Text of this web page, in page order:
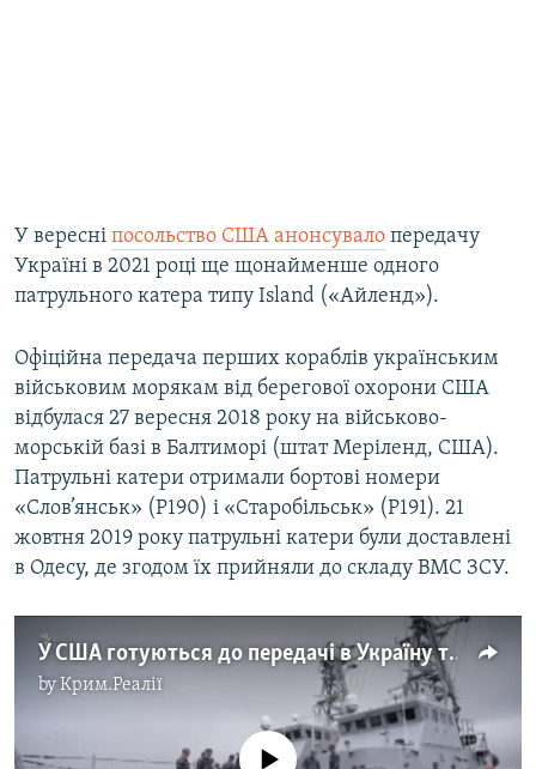
У вересні посольство США анонсувало передачу
Україні в 2021 році ще щонайменше одного
патрульного катера типу Island («Айленд»).
Офіційна передача перших кораблів українським
військовим морякам від берегової охорони США
відбулася 27 вересня 2018 року на військово-
морській базі в Балтиморі (штат Меріленд, США).
Патрульні катери отримали бортові номери
«Слов’янськ» (P190) і «Старобільськ» (P191). 21
жовтня 2019 року патрульні катери були доставлені
в Одесу, де згодом їх прийняли до складу ВМС ЗСУ.
У США готуються до передачі в Україну трьох катерів берегової охорони США (відео)
byКрим.Реалії
No media source currently available